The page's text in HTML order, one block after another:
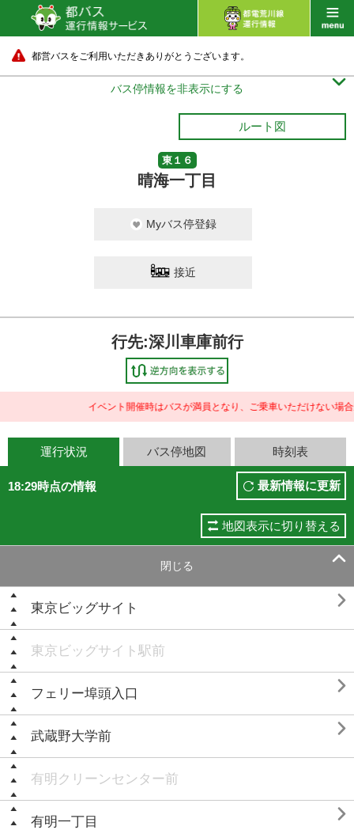
都営バスをご利用いただきありがとうございます。
バス停情報を非表示にする 
ルート図
東１６
晴海一丁目
Myバス停登録
接近
行先:深川車庫前行
イベント開催時はバスが満員となり、ご乗車いただけない場合
運行状況 バス停地図 時刻表
18:29時点の情報 最新情報に更新
地図表示に切り替える
閉じる 
東京ビッグサイト 
東京ビッグサイト駅前
フェリー埠頭入口 
武蔵野大学前 
有明クリーンセンター前
有明一丁目 